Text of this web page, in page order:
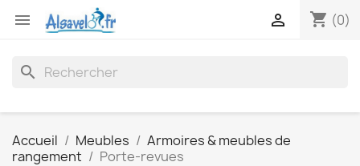
 shopping_cart (0)

search
Accueil Meubles
Armoires & meubles de
rangement
Porte-revues